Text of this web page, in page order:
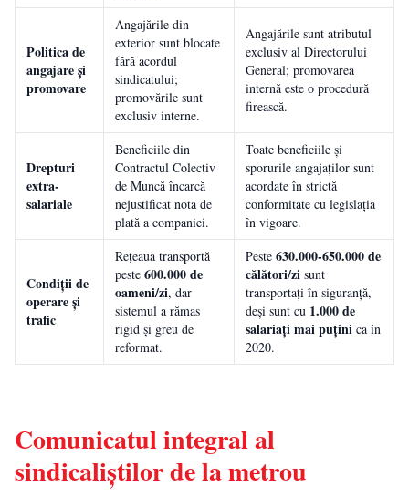
Politica de
angajare și
promovare
Angajările din
exterior sunt blocate
fără acordul
sindicatului;
promovările sunt
exclusiv interne.
Angajările sunt atributul
exclusiv al Directorului
General; promovarea
internă este o procedură
firească.
Drepturi
extra-
salariale
Beneficiile din
Contractul Colectiv
de Muncă încarcă
nejustificat nota de
plată a companiei.
Toate beneficiile și
sporurile angajaților sunt
acordate în strictă
conformitate cu legislația
în vigoare.
Condiții de
operare și
trafic
Rețeaua transportă
peste 600.000 de
oameni/zi, dar
sistemul a rămas
rigid și greu de
reformat.
Peste 630.000-650.000 de
călători/zi sunt
transportați în siguranță,
deși sunt cu 1.000 de
salariați mai puțini ca în
2020.
Comunicatul integral al
sindicaliștilor de la metrou